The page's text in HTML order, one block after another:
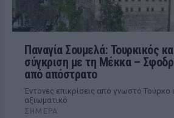
Παναγία Σουμελά: Τουρκικός
σύγκριση με τη Μέκκα –
από απόστρατο
Έντονες επικρίσεις από γνωστό
αξιωματικό
ΣΉΜΕΡΑ